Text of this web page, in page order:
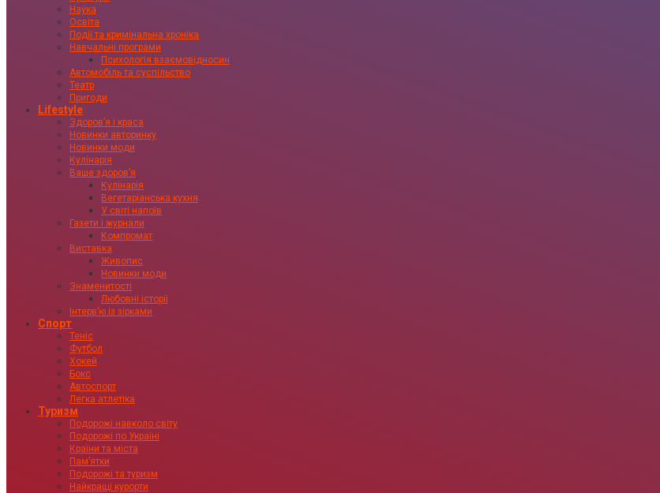
Наука
Освіта
Події та кримінальна хроніка
Навчальні програми
Психологія взаємовідносин
Автомобіль та суспільство
Театр
Пригоди
Lifestyle
Здоровʼя і краса
Новинки авторинку
Новинки моди
Кулінарія
Ваше здоровʼя
Кулінарія
Вегетаріанська кухня
У світі напоїв
Газети і журнали
Компромат
Виставка
Живопис
Новинки моди
Знаменитості
Любовні історії
Інтервʼю із зірками
Спорт
Теніс
Футбол
Хокей
Бокс
Автоспорт
Легка атлетіка
Туризм
Подорожі навколо світу
Подорожі по Україні
Країни та міста
Пам’ятки
Подорожі та туризм
Найкращі курорти